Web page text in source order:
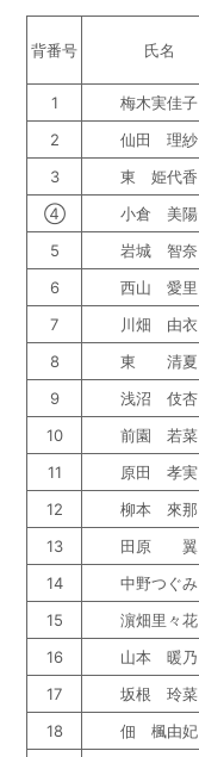
背番号 氏名
1 梅木実佳子
2
仙田 理紗
3
東 姫代香
④
小倉 美陽
5
岩城 智奈
6
西山 愛里
7
川畑 由衣
8
東 清夏
9
浅沼 伎杏
10
前園 若菜
11
原田 孝実
12
柳本 來那
13
田原 翼
14
中野つぐみ
15
濵畑里々花
16
山本 暖乃
17
坂根 玲菜
18
佃 楓由妃